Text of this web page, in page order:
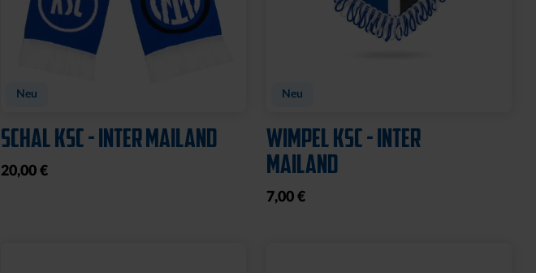
Neu
SCHAL KSC - INTER MAILAND
20,00 €
Neu
WIMPEL KSC - INTER
MAILAND
7,00 €